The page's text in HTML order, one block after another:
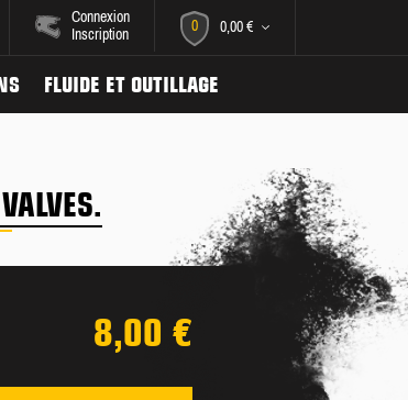
0 0,00 €
Connexion
Inscription
FLUIDE ET OUTILLAGE
8,00 €